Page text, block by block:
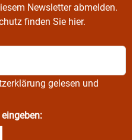
Newsletter abmelden.
finden Sie hier.
gelesen und